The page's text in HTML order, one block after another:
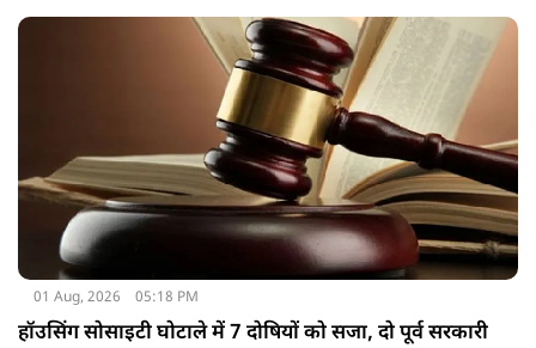
01 Aug, 2026 05:18 PM
हॉउसिंग सोसाइटी घोटाले में 7 दोषियों को सजा, दो पूर्व सरकारी